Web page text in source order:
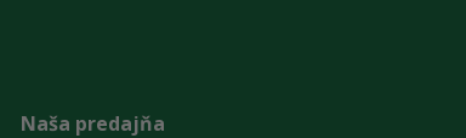
Naša predajňa